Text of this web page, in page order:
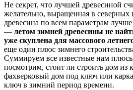
Не секрет, что лучшей древесиной
желательно, выращенная в
древесина по всем параметрам
— летом зимней древесины не
уже скуплена для массового
еще один плюс зимнего
Суммируем все известные нам
посмотрим, стоит ли строить дом из
фахверковый дом под ключ или
ключ в зимний период времени.